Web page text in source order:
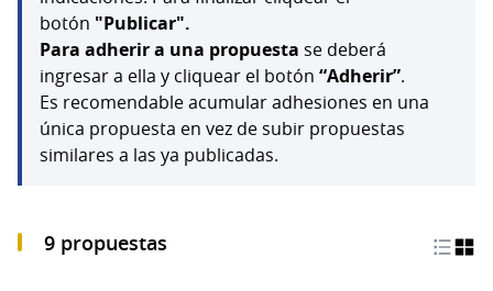
botón "Publicar".
Para adherir a una propuesta se deberá
ingresar a ella y cliquear el botón “Adherir”.
Es recomendable acumular adhesiones en una
única propuesta en vez de subir propuestas
similares a las ya publicadas.
9 propuestas